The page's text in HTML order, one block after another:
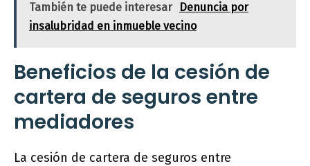
También te puede interesar
Denuncia por
insalubridad en inmueble vecino
Beneficios de la cesión de
cartera de seguros entre
mediadores
La cesión de cartera de seguros entre